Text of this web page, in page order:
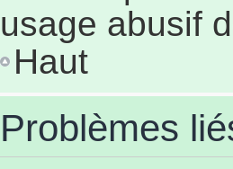
usage abusif
Haut
Problèmes